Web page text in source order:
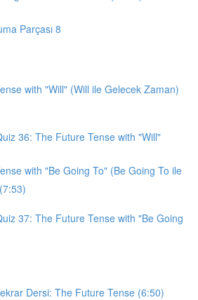
Parçası 8
with "Will" (Will ile Gelecek Zaman)
36: The Future Tense with "Will"
with "Be Going To" (Be Going To ile
37: The Future Tense with "Be Going
Dersi: The Future Tense (6:50)